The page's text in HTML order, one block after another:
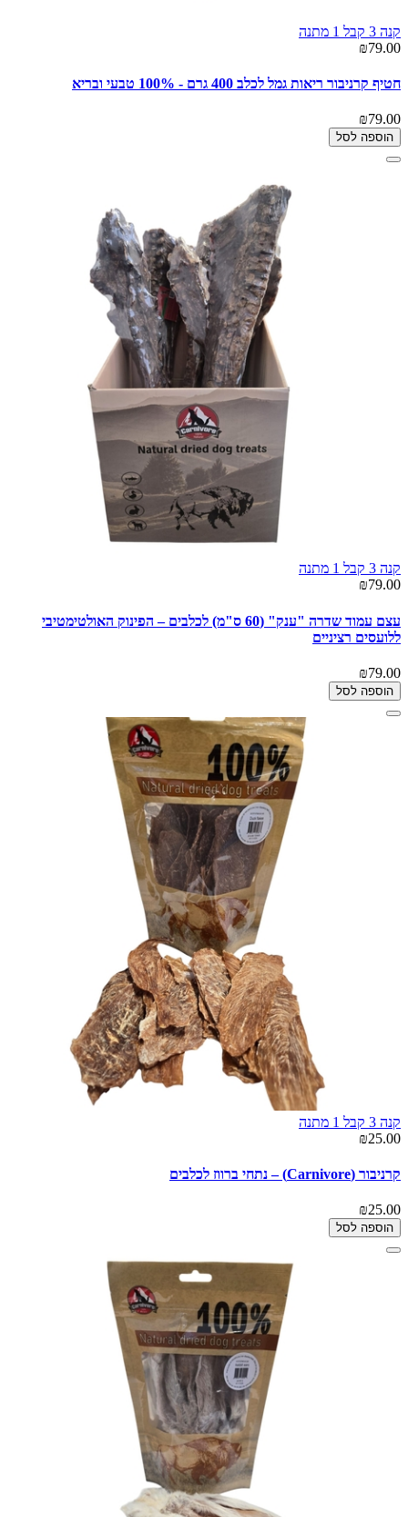
קנה 3 קבל 1 מתנה
₪79.00
חטיף קרניבור ריאות גמל לכלב 400 גרם - 100% טבעי ובריא
₪79.00
הוספה לסל
קנה 3 קבל 1 מתנה
₪79.00
עצם עמוד שדרה "ענק" (60 ס"מ) לכלבים – הפינוק האולטימטיבי
ללועסים רציניים
₪79.00
הוספה לסל
קנה 3 קבל 1 מתנה
₪25.00
קרניבור (Carnivore) – נתחי ברווז לכלבים
₪25.00
הוספה לסל